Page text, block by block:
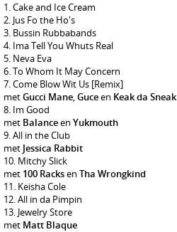
Cake and Ice Cream
Jus Fo the Ho's
Bussin Rubbabands
Ima Tell You Whuts Real
Neva Eva
To Whom It May Concern
Come Blow Wit Us [Remix]
metGucci Mane,Guceen Keak da Sneak
Im Good
met Balanceen Yukmouth
All in the Club
met Jessica Rabbit
Mitchy Slick
met 100 Racksen Tha Wrongkind
Keisha Cole
All in da Pimpin
Jewelry Store
met Matt Blaque